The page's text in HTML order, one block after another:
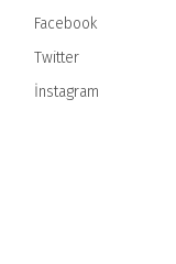
Facebook
Twitter
İnstagram